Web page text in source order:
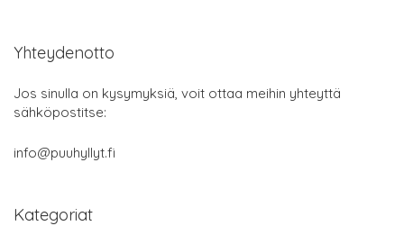
Yhteydenotto
Jos sinulla on kysymyksiä, voit ottaa meihin yhteyttä
sähköpostitse:
info@puuhyllyt.fi
Kategoriat